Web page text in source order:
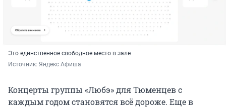
Это единственное свободное место в зале
Источник: Яндекс Афиша
Концерты группы «Любэ» для Тюменцев с
каждым годом становятся всё дороже. Еще в